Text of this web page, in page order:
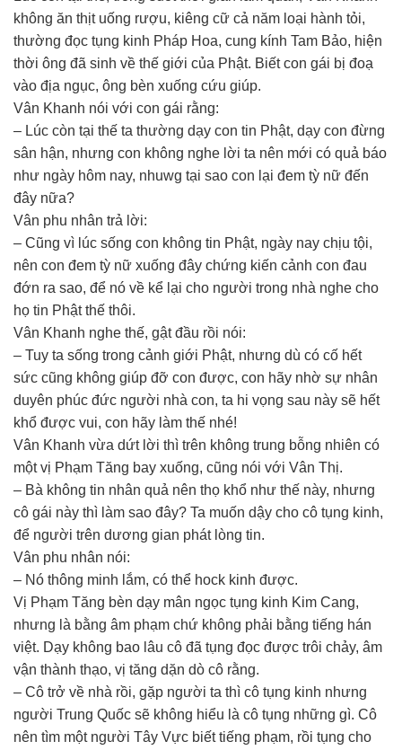
không ăn thịt uống rượu, kiêng cữ cả năm loại hành tỏi,
thường đọc tụng kinh Pháp Hoa, cung kính Tam Bảo, hiện
thời ông đã sinh về thế giới của Phật. Biết con gái bị đoạ
vào địa ngục, ông bèn xuống cứu giúp.
Vân Khanh nói với con gái rằng:
– Lúc còn tại thế ta thường dạy con tin Phật, dạy con đừng
sân hận, nhưng con không nghe lời ta nên mới có quả báo
như ngày hôm nay, nhuwg tại sao con lại đem tỳ nữ đến
đây nữa?
Vân phu nhân trả lời:
– Cũng vì lúc sống con không tin Phật, ngày nay chịu tội,
nên con đem tỳ nữ xuống đây chứng kiến cảnh con đau
đớn ra sao, để nó về kể lại cho người trong nhà nghe cho
họ tin Phật thế thôi.
Vân Khanh nghe thế, gật đầu rồi nói:
– Tuy ta sống trong cảnh giới Phật, nhưng dù có cố hết
sức cũng không giúp đỡ con được, con hãy nhờ sự nhân
duyên phúc đức người nhà con, ta hi vọng sau này sẽ hết
khổ được vui, con hãy làm thế nhé!
Vân Khanh vừa dứt lời thì trên không trung bỗng nhiên có
một vị Phạm Tăng bay xuống, cũng nói với Vân Thị.
– Bà không tin nhân quả nên thọ khổ như thế này, nhưng
cô gái này thì làm sao đây? Ta muốn dậy cho cô tụng kinh,
để người trên dương gian phát lòng tin.
Vân phu nhân nói:
– Nó thông minh lắm, có thể hock kinh được.
Vị Phạm Tăng bèn dạy mân ngọc tụng kinh Kim Cang,
nhưng là bằng âm phạm chứ không phải bằng tiếng hán
việt. Dạy không bao lâu cô đã tụng đọc được trôi chảy, âm
vận thành thạo, vị tăng dặn dò cô rằng.
– Cô trở về nhà rồi, gặp người ta thì cô tụng kinh nhưng
người Trung Quốc sẽ không hiểu là cô tụng những gì. Cô
nên tìm một người Tây Vực biết tiếng phạm, rồi tụng cho